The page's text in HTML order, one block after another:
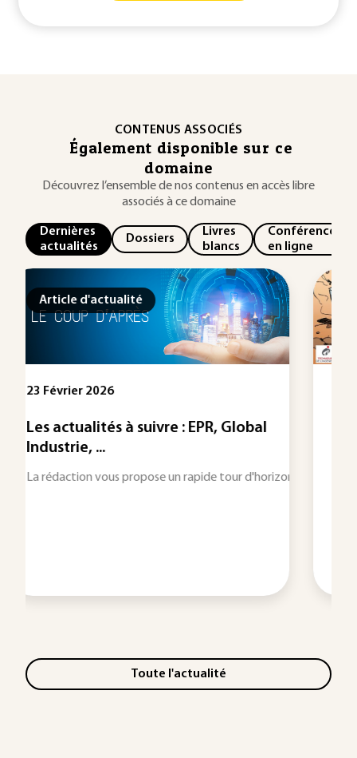
CONTENUS ASSOCIÉS
Également disponible sur ce
domaine
Découvrez l’ensemble de nos contenus en accès libre
associés à ce domaine
Dernières
actualités
Dossiers
Livres
blancs
Conférences
en ligne
chercheurs suédois. En remplaçant le platine par des
Global
tour d'horizon sur les informations qui feront l'actualité
Article d'actualité
En image : début de l’ère post-
Chaque mois, le dessinateur Hubert
Toute l'actualité